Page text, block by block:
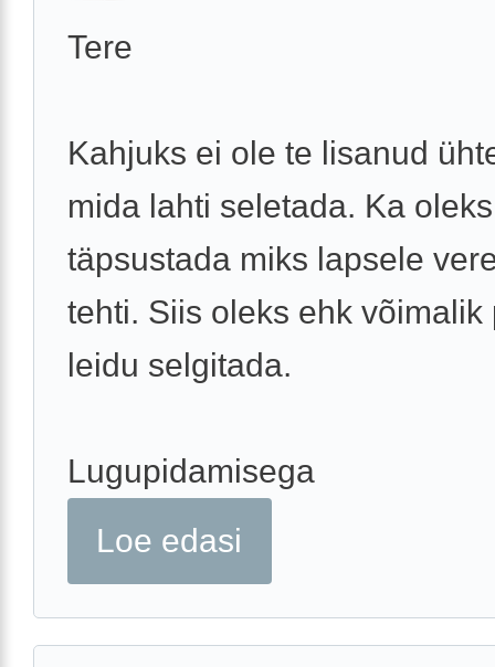
Tere
Kahjuks ei ole te lisanud
mida lahti seletada. Ka
täpsustada miks lapsele
tehti. Siis oleks ehk võimalik
leidu selgitada.
Lugupidamisega
Loe edasi